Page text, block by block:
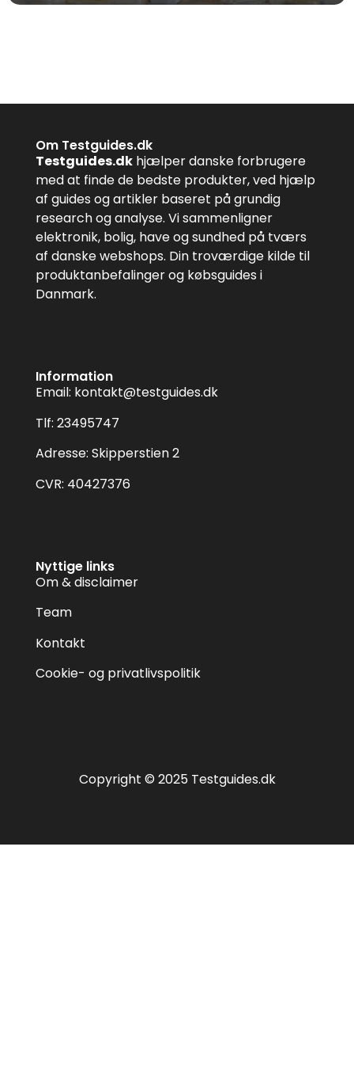
Om Testguides.dk
Testguides.dk hjælper danske forbrugere
med at finde de bedste produkter, ved hjælp
af guides og artikler baseret på grundig
research og analyse. Vi sammenligner
elektronik, bolig, have og sundhed på tværs
af danske webshops. Din troværdige kilde til
produktanbefalinger og købsguides i
Danmark.
Information
Email: kontakt@testguides.dk
Tlf: 23495747
Adresse: Skipperstien 2
CVR: 40427376
Nyttige links
Om & disclaimer
Team
Kontakt
Cookie- og privatlivspolitik
Copyright © 2025 Testguides.dk